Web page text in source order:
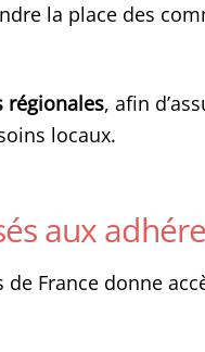
la place des
régionales, afin
locaux.
aux
France donne